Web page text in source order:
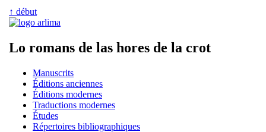
↑ début
Lo romans de las hores de la crot
Manuscrits
Éditions anciennes
Éditions modernes
Traductions modernes
Études
Répertoires bibliographiques